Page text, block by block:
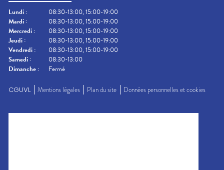
Lundi :
08:30-13:00, 15:00-19:00
Mardi :
08:30-13:00, 15:00-19:00
Mercredi :
08:30-13:00, 15:00-19:00
Jeudi :
08:30-13:00, 15:00-19:00
Vendredi :
08:30-13:00, 15:00-19:00
Samedi :
08:30-13:00
Dimanche : Fermé
CGUVL Mentions légales Plan du site Données personnelles et cookies